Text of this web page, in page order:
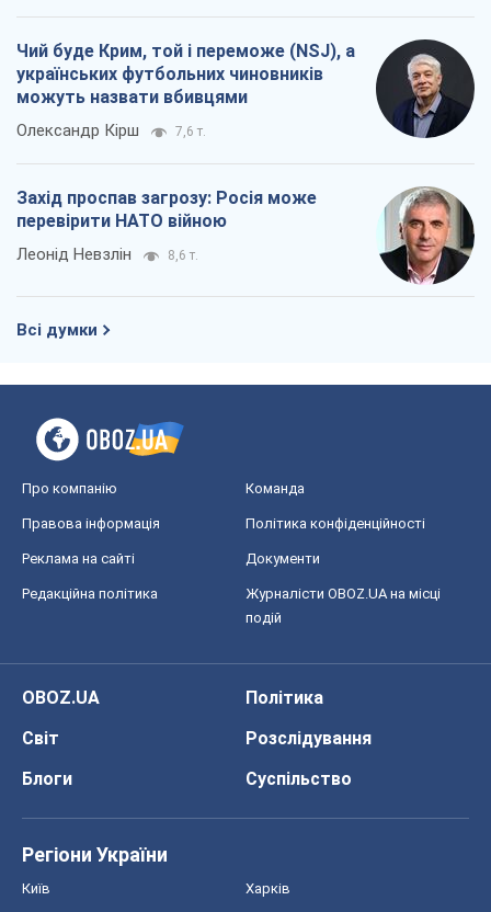
Чий буде Крим, той і переможе (NSJ), а
українських футбольних чиновників
можуть назвати вбивцями
Олександр Кірш 7,6 т.
Захід проспав загрозу: Росія може
перевірити НАТО війною
Леонід Невзлін 8,6 т.
Всі думки
Про компанію Команда
Правова інформація Політика конфіденційності
Реклама на сайті Документи
Редакційна політика
Журналісти OBOZ.UA на місці
подій
OBOZ.UA
Політика
Світ
Розслідування
Блоги
Суспільство
Регіони України
Київ Харків